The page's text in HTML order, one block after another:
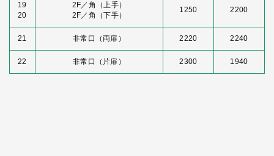
19
20
2F／角（上手）
2F／角（下手）
1250 2200
21 非常口（両扉） 2220 2240
22 非常口（片扉） 2300 1940